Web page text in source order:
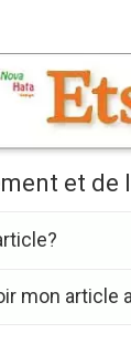
et de
mon article